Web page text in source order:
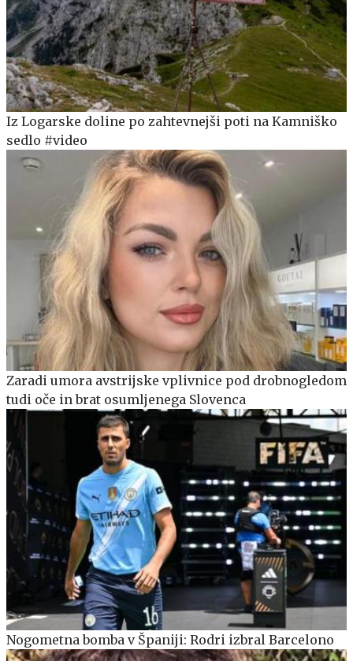
Iz Logarske doline po zahtevnejši poti na Kamniško
sedlo #video
Zaradi umora avstrijske vplivnice pod drobnogledom
tudi oče in brat osumljenega Slovenca
Nogometna bomba v Španiji: Rodri izbral Barcelono